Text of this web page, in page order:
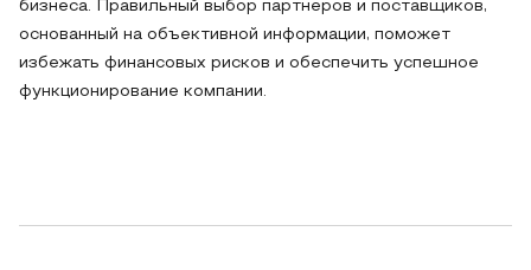
бизнеса. Правильный выбор партнеров и поставщиков,
основанный на объективной информации, поможет
избежать финансовых рисков и обеспечить успешное
функционирование компании.